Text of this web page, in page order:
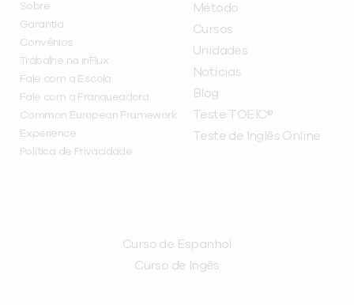
Sobre
Garantia
Convênios
Trabalhe na inFlux
Fale com a Escola
Fale com a Franqueadora
Common European Framework
Experience
Política de Privacidade
Método
Cursos
Unidades
Notícias
Blog
Teste TOEIC®
Teste de Inglês Online
Curso de Espanhol
Curso de Ingês